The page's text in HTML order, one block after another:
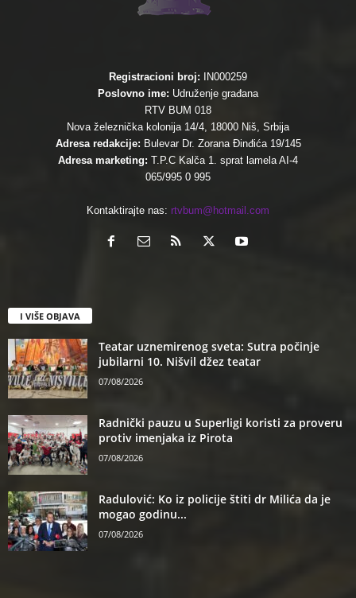
Registracioni broj:
IN000259
Poslovno ime: Udruženje građana
RTV BUM 018
Nova železnička kolonija 14/4, 18000 Niš, Srbija
Adresa redakcije: Bulevar Dr. Zorana Đinđića 19/145
Adresa marketing: T.P.C Kalča 1. sprat lamela AI-4
065/995 0 995
Kontaktirajte nas: rtvbum@hotmail.com
I VIŠE OBJAVA
Teatar uznemirenog sveta: Sutra počinje
jubilarni 10. Nišvil džez teatar
07/08/2026
Radnički pauzu u Superligi koristi za proveru
protiv imenjaka iz Pirota
07/08/2026
Radulović: Ko iz policije štiti dr Milića da je
mogao godinu...
07/08/2026